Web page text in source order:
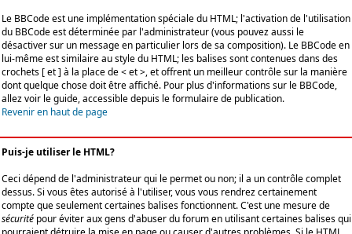
Le BBCode est une implémentation spéciale du HTML; l'activation de l'utilisation
du BBCode est déterminée par l'administrateur (vous pouvez aussi le
désactiver sur un message en particulier lors de sa composition). Le BBCode en
lui-même est similaire au style du HTML; les balises sont contenues dans des
crochets [ et ] à la place de < et >, et offrent un meilleur contrôle sur la manière
dont quelque chose doit être affiché. Pour plus d'informations sur le BBCode,
allez voir le guide, accessible depuis le formulaire de publication.
Revenir en haut de page
Puis-je utiliser le HTML?
Ceci dépend de l'administrateur qui le permet ou non; il a un contrôle complet
dessus. Si vous êtes autorisé à l'utiliser, vous vous rendrez certainement
compte que seulement certaines balises fonctionnent. C'est une mesure de
sécurité pour éviter aux gens d'abuser du forum en utilisant certaines balises qui